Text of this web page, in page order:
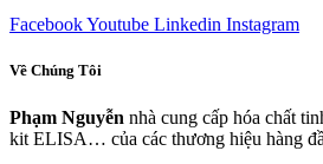
FacebookYoutube Linkedin Instagram
Về Chúng Tôi
Phạm Nguyễn nhà cung cấp hóa chất
kit ELISA… của các thương hiệu hàng